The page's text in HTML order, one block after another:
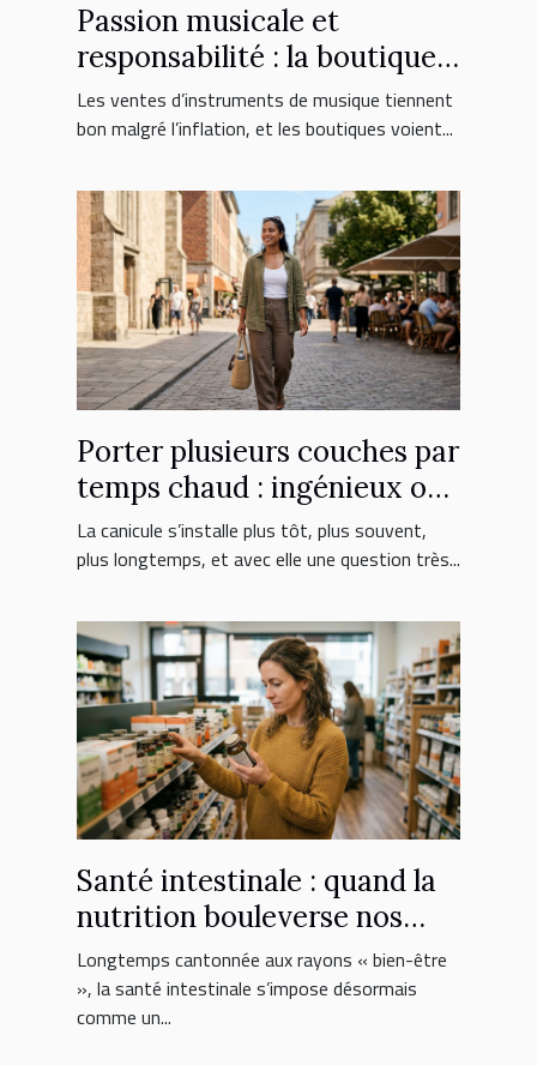
Passion musicale et
responsabilité : la boutique
face aux nouveaux
consommateurs
Les ventes d’instruments de musique tiennent
bon malgré l’inflation, et les boutiques voient...
Porter plusieurs couches par
temps chaud : ingénieux ou
erreur fatale ?
La canicule s’installe plus tôt, plus souvent,
plus longtemps, et avec elle une question très...
Santé intestinale : quand la
nutrition bouleverse nos
choix de suppléments
Longtemps cantonnée aux rayons « bien-être
», la santé intestinale s’impose désormais
comme un...